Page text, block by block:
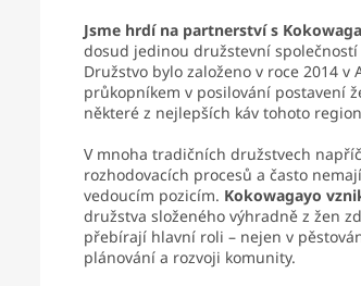
Jsme hrdí na partnerství s
dosud jedinou družstevní
Družstvo bylo založeno v roce 2014
průkopníkem v posilování postavení
některé z nejlepších káv tohoto
V mnoha tradičních družstvech
rozhodovacích procesů a často
vedoucím pozicím. Kokowagayo
družstva složeného výhradně z žen
přebírají hlavní roli – nejen v
plánování a rozvoji komunity.